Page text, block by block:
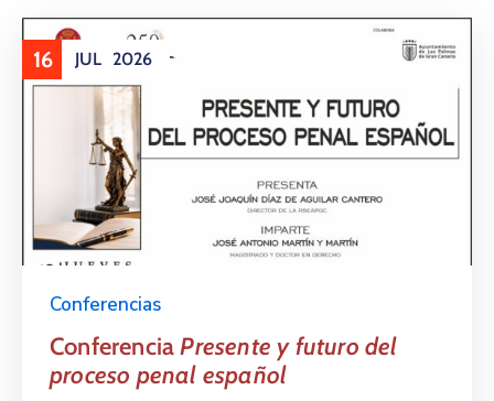
16 JUL 2026
Conferencias
ConferenciaPresente y futuro del
proceso penal español